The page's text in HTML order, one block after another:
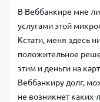
В Веббанкире мне
услугами этой
Кстати, меня здесь
положительное
этим и деньги на
Веббанкиру долг,
не возникнет каких-